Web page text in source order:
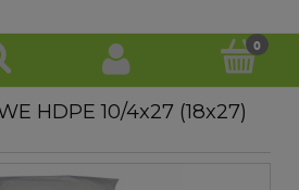
HDPE 10/4x27 (18x27)